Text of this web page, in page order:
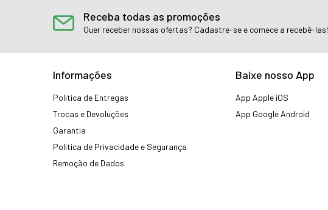
Receba todas as promoções
Quer receber nossas ofertas? Cadastre-se e comece a recebê-las!
Informações
Politica de Entregas
Trocas e Devoluções
Garantia
Politica de Privacidade e Segurança
Remoção de Dados
Baixe nosso App
App Apple iOS
App Google Android